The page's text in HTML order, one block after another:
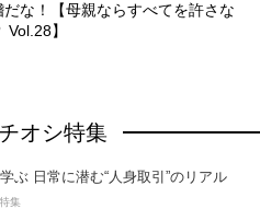
な！【母親ならすべてを許さな
】
オシ特集
ぶ 日常に潜む“人身取引”のリアル
集